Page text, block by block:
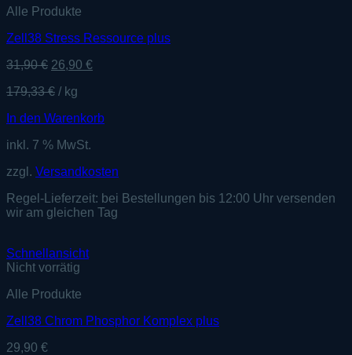
Alle Produkte
Zell38 Stress Ressource plus
31,90€ Ursprünglicher
war:
26,90 €
179,33€ / kg
In den Warenkorb
inkl. 7 % MwSt.
zzgl. Versandkosten
Regel-Lieferzeit: bei Bestellungen bis 12:00 Uhr versenden
wir am gleichen Tag
Schnellansicht
Nicht vorrätig
Alle Produkte
Zell38 Chrom Phosphor Komplex plus
29,90 €